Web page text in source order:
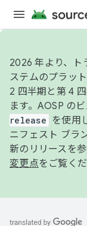
2026 年より、ト
ステムのプラッ
2 四半期と第 4
ます。AOSP の
release
を使用
ニフェスト ブラ
新のリリースを
変更点をご覧くだ